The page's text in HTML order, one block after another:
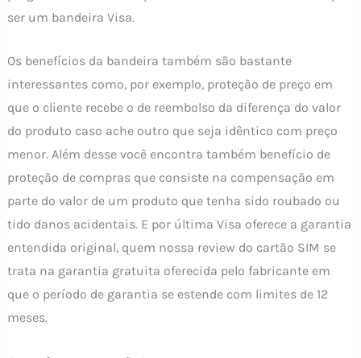
ser um bandeira Visa.
Os benefícios da bandeira também são bastante
interessantes como, por exemplo, proteção de preço em
que o cliente recebe o de reembolso da diferença do valor
do produto caso ache outro que seja idêntico com preço
menor. Além desse você encontra também benefício de
proteção de compras que consiste na compensação em
parte do valor de um produto que tenha sido roubado ou
tido danos acidentais. E por última Visa oferece a garantia
entendida original, quem nossa review do cartão SIM se
trata na garantia gratuita oferecida pelo fabricante em
que o período de garantia se estende com limites de 12
meses.